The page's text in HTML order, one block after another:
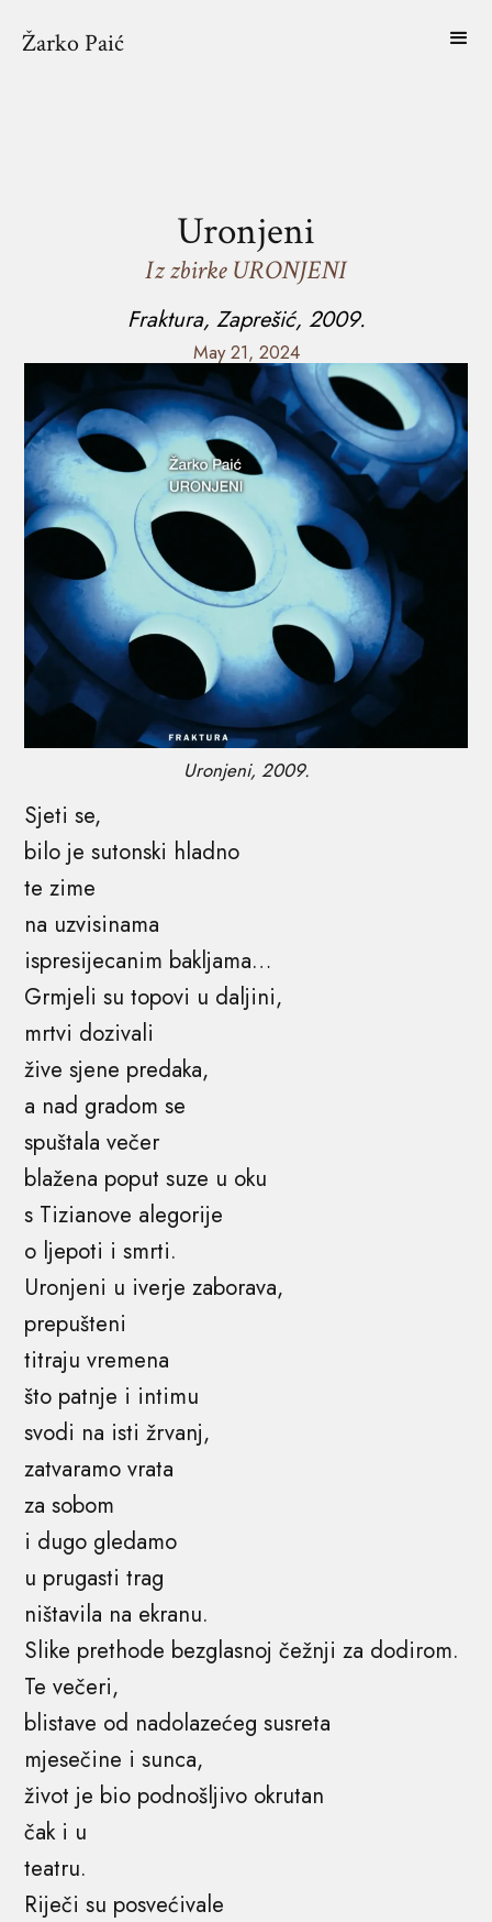
Žarko Paić
Uronjeni
Iz zbirke URONJENI
Fraktura, Zaprešić, 2009.
May 21, 2024
Uronjeni, 2009.
Sjeti se,
bilo je sutonski hladno
te zime
na uzvisinama
ispresijecanim bakljama…
Grmjeli su topovi u daljini,
mrtvi dozivali
žive sjene predaka,
a nad gradom se
spuštala večer
blažena poput suze u oku
s Tizianove alegorije
o ljepoti i smrti.
Uronjeni u iverje zaborava,
prepušteni
titraju vremena
što patnje i intimu
svodi na isti žrvanj,
zatvaramo vrata
za sobom
i dugo gledamo
u prugasti trag
ništavila na ekranu.
Slike prethode bezglasnoj čežnji za dodirom.
Te večeri,
blistave od nadolazećeg susreta
mjesečine i sunca,
život je bio podnošljivo okrutan
čak i u
teatru.
Riječi su posvećivale